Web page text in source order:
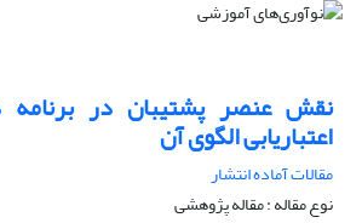
نقش عنصر پشتیبان در برنامه
اعتباریابی الگوی آن
مقالات آماده انتشار
نوع مقاله : مقاله پژوهشی